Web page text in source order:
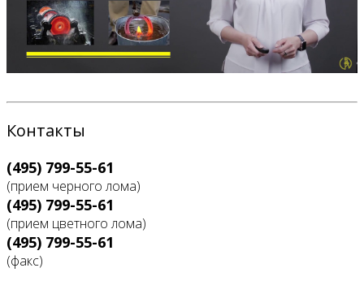
Контакты
(495) 799-55-61
(прием черного лома)
(495) 799-55-61
(прием цветного лома)
(495) 799-55-61
(факс)